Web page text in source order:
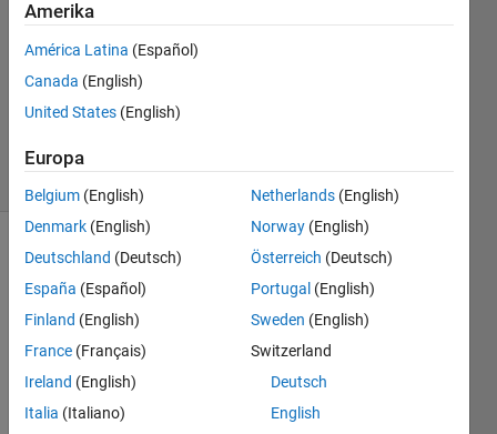
bit(s)
Suman
Saha
solvers
Generate
the
combination
as in
the
Amerika
América Latina (Español)
Canada (English)
United States (English)
Europa
Belgium (English)
Denmark (English)
Deutschland (Deutsch)
España (Español)
Finland (English)
France (Français)
Ireland (English)
Italia (Italiano)
Netherlands (English)
Norway (English)
Österreich (Deutsch)
Portugal (English)
Sweden (English)
Switzerland
Deutsch
English